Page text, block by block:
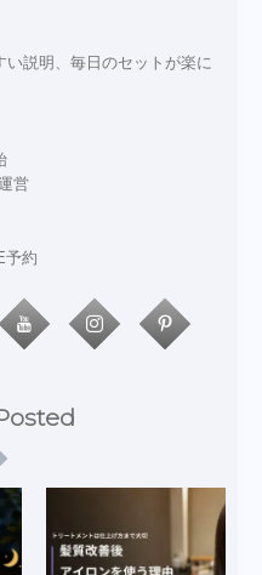
説明、毎日のセットが楽に
営
予約